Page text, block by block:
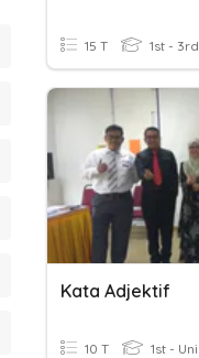
15 T 1st - 3rd
Kata Adjektif
10 T 1st - Uni